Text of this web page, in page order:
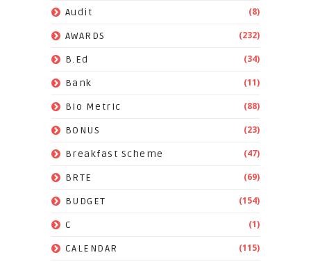
Audit (8)
AWARDS (232)
B.Ed (34)
Bank (11)
Bio Metric (88)
BONUS (23)
Breakfast Scheme (47)
BRTE (69)
BUDGET (154)
C (1)
CALENDAR (115)